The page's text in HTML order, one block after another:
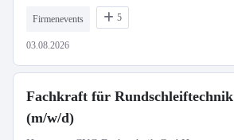
Firmenevents 5
03.08.2026
Fachkraft für Rundschleiftechnik
(m/w/d)